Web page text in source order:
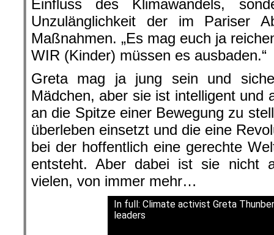
Einfluss des Klimawandels,
Unzulänglichkeit der im Pariser
Maßnahmen. „Es mag euch ja
WIR (Kinder) müssen es ausbaden.“
Greta mag ja jung sein und
Mädchen, aber sie ist intelligent und
an die Spitze einer Bewegung zu
überleben einsetzt und die eine
bei der hoffentlich eine gerechte
entsteht. Aber dabei ist sie nicht
vielen, von immer mehr…
In full: Climate activist Greta
leaders